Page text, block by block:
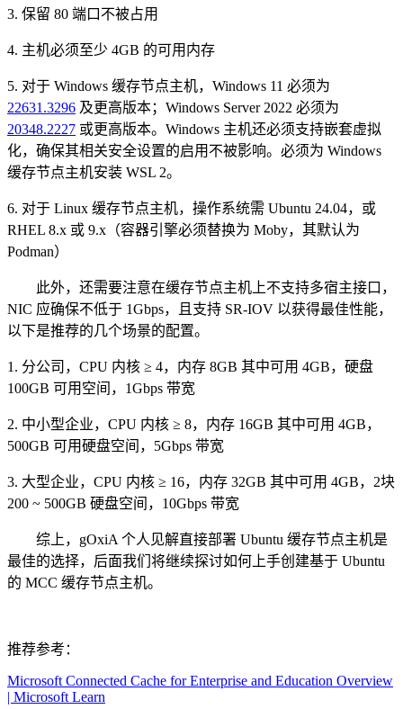
3. 保留 80 端口不被占用
4. 主机必须至少 4GB 的可用内存
5. 对于 Windows 缓存节点主机，Windows 11 必须为
22631.3296 及更高版本；Windows Server 2022 必须为
20348.2227 或更高版本。Windows 主机还必须支持嵌套虚拟
化，确保其相关安全设置的启用不被影响。必须为 Windows
缓存节点主机安装 WSL 2。
6. 对于 Linux 缓存节点主机，操作系统需 Ubuntu 24.04，或
RHEL 8.x 或 9.x（容器引擎必须替换为 Moby，其默认为
Podman）
此外，还需要注意在缓存节点主机上不支持多宿主接口，
NIC 应确保不低于 1Gbps，且支持 SR-IOV 以获得最佳性能，
以下是推荐的几个场景的配置。
1. 分公司，CPU 内核 ≥ 4，内存 8GB 其中可用 4GB，硬盘
100GB 可用空间，1Gbps 带宽
2. 中小型企业，CPU 内核 ≥ 8，内存 16GB 其中可用 4GB，
500GB 可用硬盘空间，5Gbps 带宽
3. 大型企业，CPU 内核 ≥ 16，内存 32GB 其中可用 4GB，2块
200 ~ 500GB 硬盘空间，10Gbps 带宽
综上，gOxiA 个人见解直接部署 Ubuntu 缓存节点主机是
最佳的选择，后面我们将继续探讨如何上手创建基于 Ubuntu
的 MCC 缓存节点主机。
推荐参考：
Microsoft Connected Cache for Enterprise and Education Overview
| Microsoft Learn